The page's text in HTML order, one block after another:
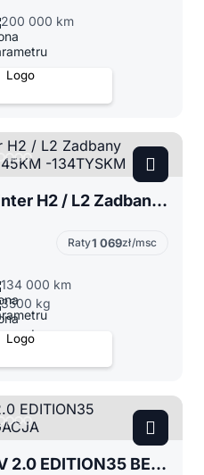
200 000 km
Mercedes-Benz Sprinter H2 / L2 Zadbany Bezwypadkowy I-właśc. 145KM -134TYSKM
Raty1 069zł/msc
134 000 km
3500 kg
Volkswagen Caddy IV 2.0 EDITION35 BEZWYPADKOWY NAWIGACJA